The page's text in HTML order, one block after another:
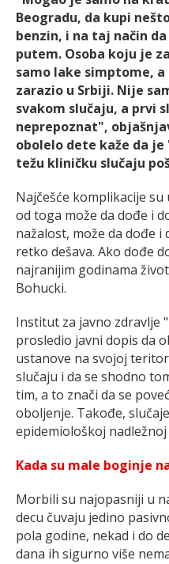
Beogradu, da kupi
benzin, i na taj način
putem. Osoba koju je
samo lake simptome,
zarazio u Srbiji. Nije
svakom slučaju, a prvi
neprepoznat",
obolelo dete kaže da
težu kliničku slučaju
Najčešće komplikacije
od toga može da dođe i
nažalost, može da dođe
retko dešava. Ako dođe
najranijim godinama
Bohucki.
Institut za javno zdravlje
prosledio javni dopis da
ustanove na svojoj
slučaju i da se shodno
tim, a to znači da se
oboljenje. Takođe,
epidemiološkoj nadležnoj
Kada su male boginje
Morbili su najopasniji u
decu čuvaju jedino
pola godine, nekad i do
dana ih sigurno više